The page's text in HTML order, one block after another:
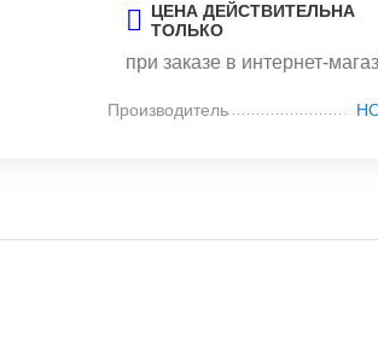
ЦЕНА ДЕЙСТВИТЕЛЬНА
ТОЛЬКО
при заказе в интернет-
Производитель